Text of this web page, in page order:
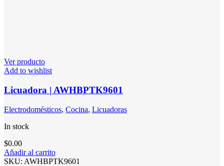
Ver producto
Add to wishlist
Licuadora | AWHBPTK9601
Electrodomésticos, Cocina, Licuadoras
In stock
$0.00
Añadir al carrito
SKU: AWHBPTK9601